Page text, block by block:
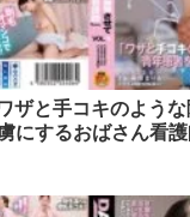
ザと手コキのような
にするおばさん看